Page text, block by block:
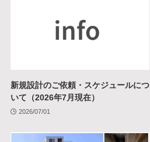
新規設計のご依頼・スケジュールにつ
いて（2026年7月現在）
2026/07/01